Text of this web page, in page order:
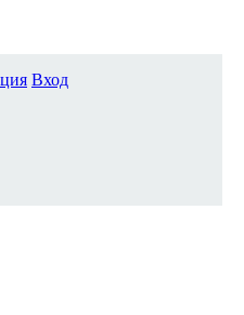
Вход